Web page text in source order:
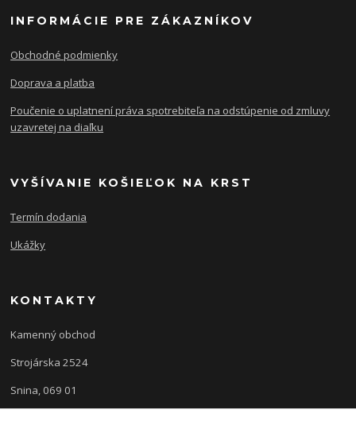
INFORMÁCIE PRE ZÁKAZNÍKOV
Obchodné podmienky
Doprava a platba
Poučenie o uplatnení práva spotrebiteľa na odstúpenie od zmluvy
uzavretej na diaľku
VYŠÍVANIE KOŠIEĽOK NA KRST
Termín dodania
Ukážky
KONTAKTY
Kamenný obchod
Strojárska 2524
Snina, 069 01